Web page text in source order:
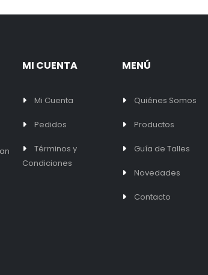
MI CUENTA
Mi Cuenta
Pedidos
Términos y
Condiciones
MENÚ
Quiénes Somos
Productos
Guía de Talles
Novedades
Contacto